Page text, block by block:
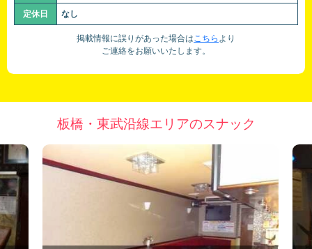
定休日 なし
掲載情報に誤りがあった場合はこちら より
ご連絡をお願いいたします。
板橋・東武沿線エリアのスナック